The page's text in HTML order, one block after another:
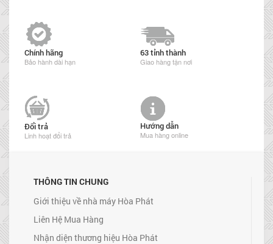
Chính hãng
Bảo hành dài hạn
63 tỉnh thành
Giao hàng tận nơi
Đổi trả
Linh hoạt đổi trả
Hướng dẫn
Mua hàng online
THÔNG TIN CHUNG
Giới thiệu về nhà máy Hòa Phát
Liên Hệ Mua Hàng
Nhận diện thương hiệu Hòa Phát